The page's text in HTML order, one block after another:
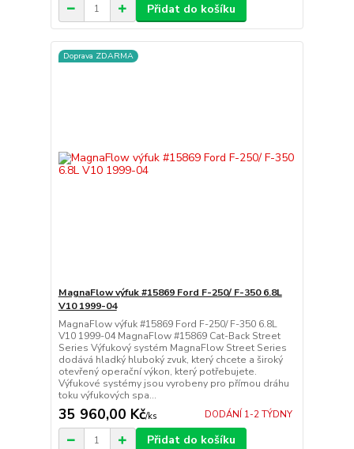
Přidat do košíku
Doprava ZDARMA
MagnaFlow výfuk #15869 Ford F-250/ F-350 6.8L
V10 1999-04
MagnaFlow výfuk #15869 Ford F-250/ F-350 6.8L
V10 1999-04 MagnaFlow #15869 Cat-Back Street
Series Výfukový systém MagnaFlow Street Series
dodává hladký hluboký zvuk, který chcete a široký
otevřený operační výkon, který potřebujete.
Výfukové systémy jsou vyrobeny pro přímou dráhu
toku výfukových spa...
35 960,00 Kč/ks DODÁNÍ 1-2 TÝDNY
Přidat do košíku